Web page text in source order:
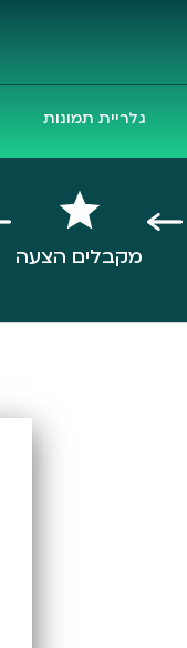
גלריית תמונות
מקבלים הצעה